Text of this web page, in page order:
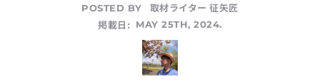
POSTED BY
取材ライター 征矢匠
掲載日:
MAY 25TH, 2024.